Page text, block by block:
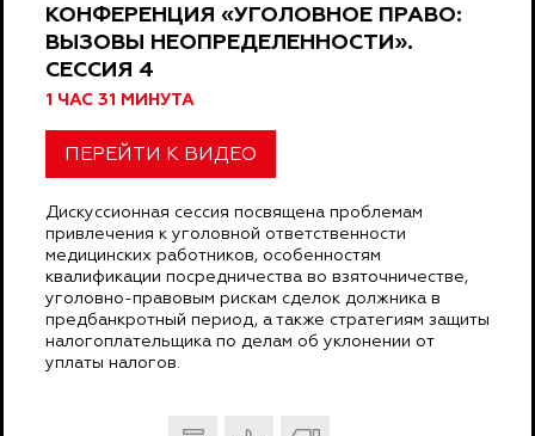
КОНФЕРЕНЦИЯ «УГОЛОВНОЕ ПРАВО:
ВЫЗОВЫ НЕОПРЕДЕЛЕННОСТИ».
СЕССИЯ 4
1 ЧАС 31 МИНУТА
ПЕРЕЙТИ К ВИДЕО
Дискуссионная сессия посвящена проблемам
привлечения к уголовной ответственности
медицинских работников, особенностям
квалификации посредничества во взяточничестве,
уголовно-правовым рискам сделок должника в
предбанкротный период, а также стратегиям защиты
налогоплательщика по делам об уклонении от
уплаты налогов.